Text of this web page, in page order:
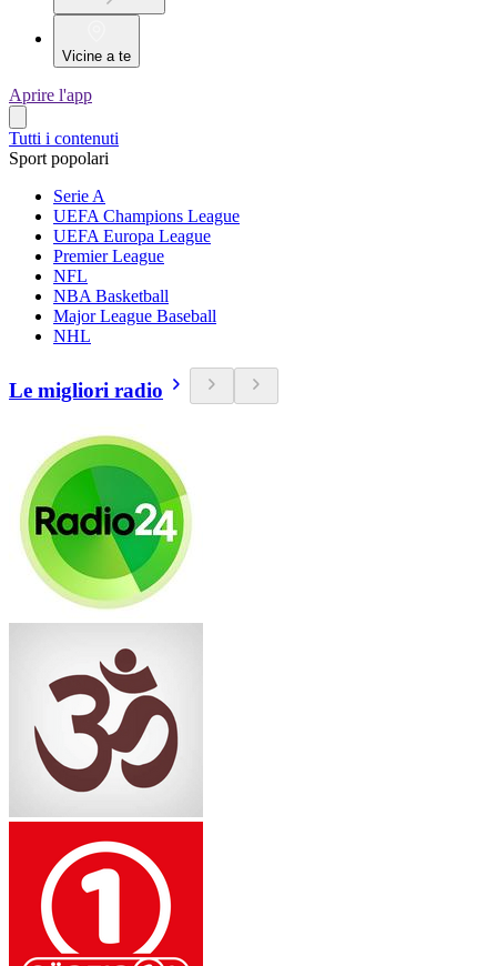
Vicine a te
Aprire l'app
Tutti i contenuti
Sport popolari
Serie A
UEFA Champions League
UEFA Europa League
Premier League
NFL
NBA Basketball
Major League Baseball
NHL
Le migliori radio